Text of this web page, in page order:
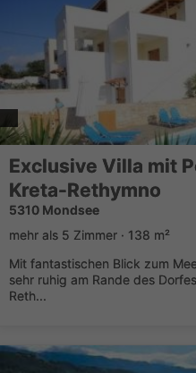
Exclusive Villa mit
Kreta-Rethymno
5310 Mondsee
mehr als 5 Zimmer · 138 m²
Mit fantastischen Blick zum
sehr ruhig am Rande des
Reth...